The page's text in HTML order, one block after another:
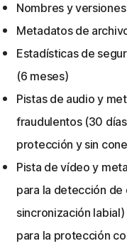
Nombres y
Metadatos de
Estadísticas de
(6 meses)
Pistas de audio y
fraudulentos (30
protección y sin
Pista de vídeo y
para la detección
sincronización
para la protección